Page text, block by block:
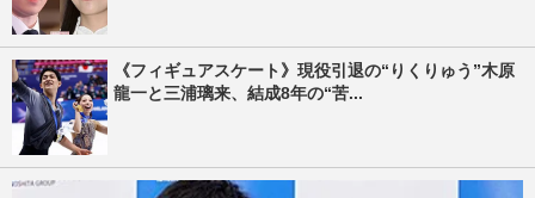
《フィギュアスケート》現役引退の“りくりゅう”木原
龍一と三浦璃来、結成8年の“苦...